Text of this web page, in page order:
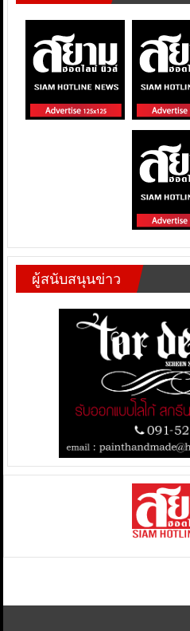
ผู้สนับสนุนข่าว